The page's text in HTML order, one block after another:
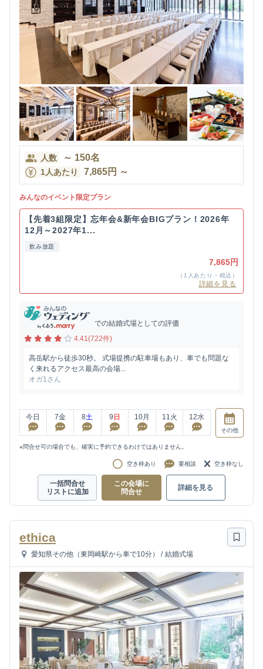
人数 ～ 150名
1人あたり 7,865円 ～
みんなのイベント限定プラン
【先着3組限定】忘年会&新年会BIGプラン！2026年
12月～2027年1...
飲み放題
7,865円
（1人あたり・税込）
詳細を見る
での結婚式場としての評価
4.41(722件)
高岳駅から徒歩30秒。 式場提携の駐車場もあり、車でも問題な
く来れるアクセス最高の会場...
オガ1さん
今日 7金 8土 9 日 10月 11火 12水
その他
※問合せ可の場合でも、確実に予約できるわけではありません。
空き枠あり 要相談 空き枠なし
一括問合せ
リストに追加
この会場に
問合せ
詳細を見る
ethica
愛知県その他（東岡崎駅から車で10分） / 結婚式場